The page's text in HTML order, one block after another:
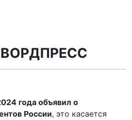
года объявил о
России, это касается